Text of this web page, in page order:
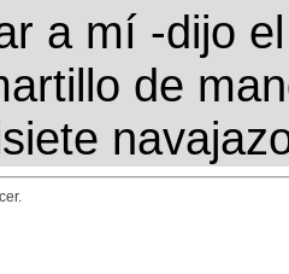
a mí -dijo
de